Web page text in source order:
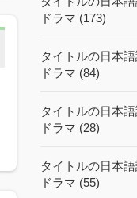
ドラマ (173)
タイトルの日本
ドラマ (84)
タイトルの日本
ドラマ (28)
タイトルの日本
ドラマ (55)